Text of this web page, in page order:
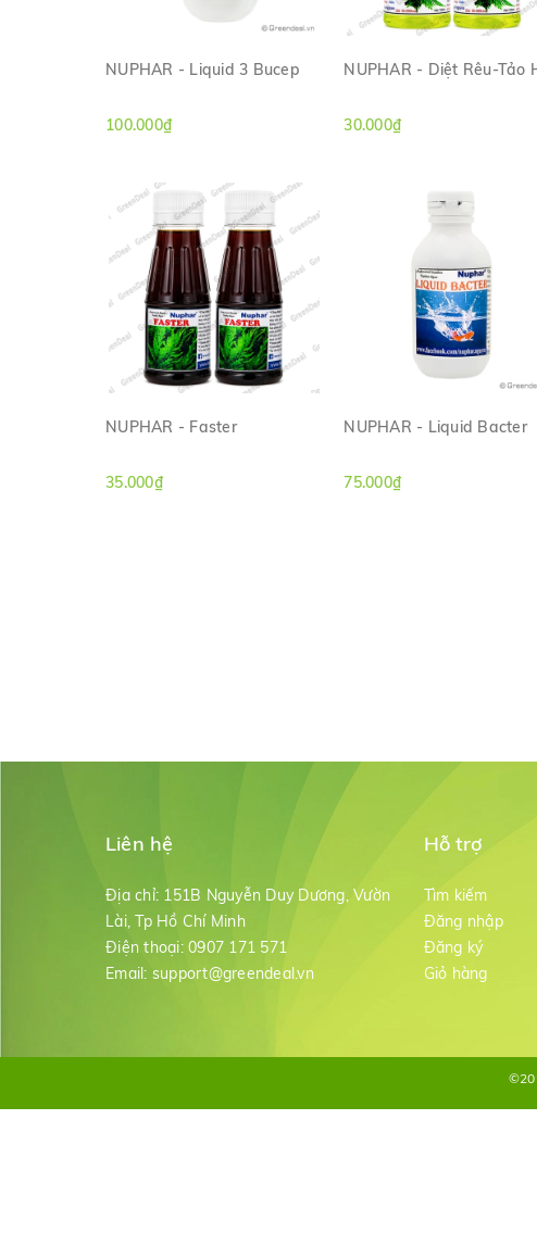
NUPHAR - Liquid 3 Bucep
100.000₫
NUPHAR - Diệt Rêu-Tảo
30.000₫
NUPHAR - Faster
35.000₫
NUPHAR - Liquid Bacter
75.000₫
Liên hệ
Địa chỉ: 151B Nguyễn Duy Dương, Vườn
Lài, Tp Hồ Chí Minh
Điện thoại: 0907 171 571
Email: support@greendeal.vn
Hỗ trợ
Tìm kiếm
Đăng nhập
Đăng ký
Giỏ hàng